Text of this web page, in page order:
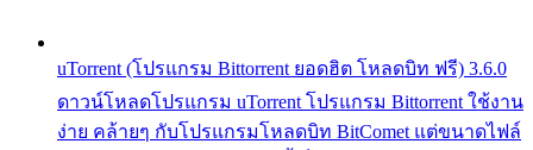
uTorrent (โปรแกรม Bittorrent ยอดฮิต โหลดบิท ฟรี) 3.6.0
ดาวน์โหลดโปรแกรม uTorrent โปรแกรม Bittorrent ใช้งาน
ง่าย คล้ายๆ กับโปรแกรมโหลดบิท BitComet แต่ขนาดไฟล์